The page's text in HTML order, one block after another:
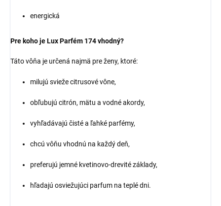
energická
Pre koho je Lux Parfém 174 vhodný?
Táto vôňa je určená najmä pre ženy, ktoré:
milujú svieže citrusové vône,
obľubujú citrón, mätu a vodné akordy,
vyhľadávajú čisté a ľahké parfémy,
chcú vôňu vhodnú na každý deň,
preferujú jemné kvetinovo-drevité základy,
hľadajú osviežujúci parfum na teplé dni.